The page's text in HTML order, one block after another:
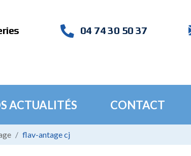
04 74 30 50 37
ACTUALITÉS CONTACT
flav-antage cj